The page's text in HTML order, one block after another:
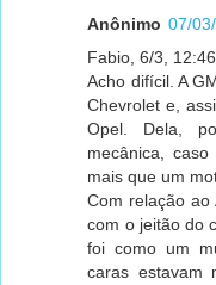
Anônimo 07/
Fabio, 6/3, 12:46
Acho difícil. A
Chevrolet e,
Opel. Dela,
mecânica,
mais que um
Com relação ao
com o jeitão do
foi como um
caras estavam